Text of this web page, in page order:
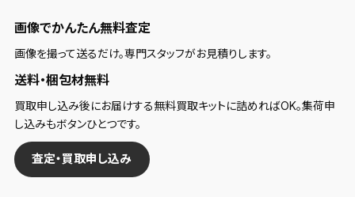
画像でかんたん無料査定
画像を撮って送るだけ。専門スタッフがお見積りします。
送料・梱包材無料
買取申し込み後にお届けする無料買取キットに詰めればOK。集荷申
し込みもボタンひとつです。
査定・買取申し込み